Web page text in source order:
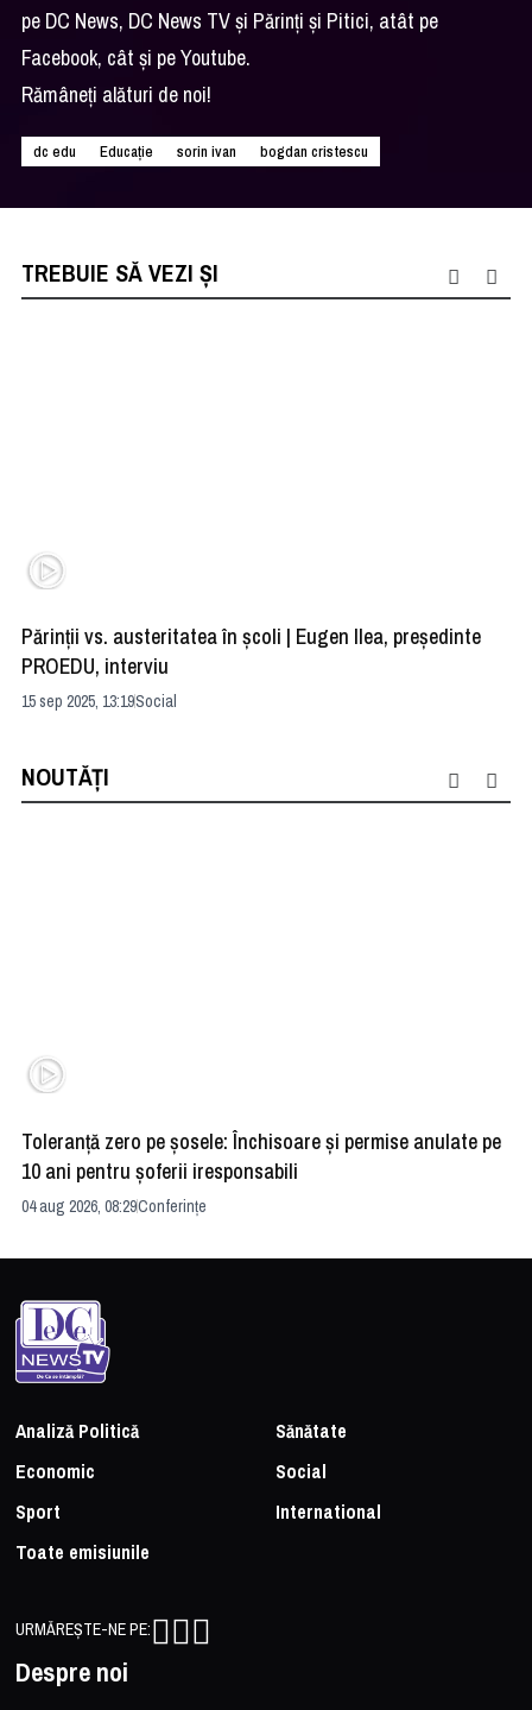
pe DC News, DC News TV şi Părinţi şi Pitici, atât pe
Facebook, cât şi pe Youtube.
Rămâneţi alături de noi!
dc edu Educație sorin ivan bogdan cristescu
TREBUIE SĂ VEZI ȘI
Părinții vs. austeritatea în școli | Eugen Ilea, președinte
PROEDU, interviu
15 sep 2025, 13:19Social
NOUTĂȚI
Toleranță zero pe șosele: Închisoare și permise anulate pe
10 ani pentru șoferii iresponsabili
04 aug 2026, 08:29Conferințe
Analiză Politică
Sănătate
Economic
Social
Sport
International
Toate emisiunile
URMĂREȘTE-NE PE:
Despre noi